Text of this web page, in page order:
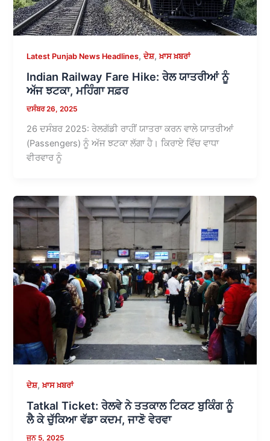
Latest Punjab News Headlines,ਦੇਸ਼,ਖ਼ਾਸ ਖ਼ਬਰਾਂ
Indian Railway Fare Hike: ਰੇਲ ਯਾਤਰੀਆਂ ਨੂੰ
ਅੱਜ ਝਟਕਾ, ਮਹਿੰਗਾ ਸਫ਼ਰ
ਦਸੰਬਰ 26, 2025
26 ਦਸੰਬਰ 2025: ਰੇਲਗੱਡੀ ਰਾਹੀਂ ਯਾਤਰਾ ਕਰਨ ਵਾਲੇ ਯਾਤਰੀਆਂ
(Passengers) ਨੂੰ ਅੱਜ ਝਟਕਾ ਲੱਗਾ ਹੈ। ਕਿਰਾਏ ਵਿੱਚ ਵਾਧਾ
ਵੀਰਵਾਰ ਨੂੰ
ਦੇਸ਼,ਖ਼ਾਸ ਖ਼ਬਰਾਂ
Tatkal Ticket: ਰੇਲਵੇ ਨੇ ਤਤਕਾਲ ਟਿਕਟ ਬੁਕਿੰਗ ਨੂੰ
ਲੈ ਕੇ ਚੁੱਕਿਆ ਵੱਡਾ ਕਦਮ, ਜਾਣੋ ਵੇਰਵਾ
ਜੂਨ 5, 2025